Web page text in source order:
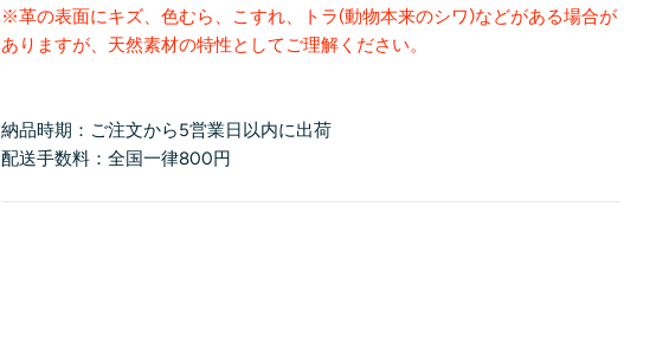
※革の表面にキズ、色むら、こすれ、トラ(動物本来のシワ)などがある場合が
ありますが、天然素材の特性としてご理解ください。
納品時期：ご注文から5営業日以内に出荷
配送手数料：全国一律800円